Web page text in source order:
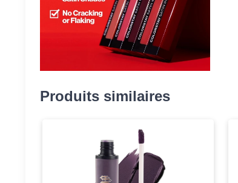
Produits similaires